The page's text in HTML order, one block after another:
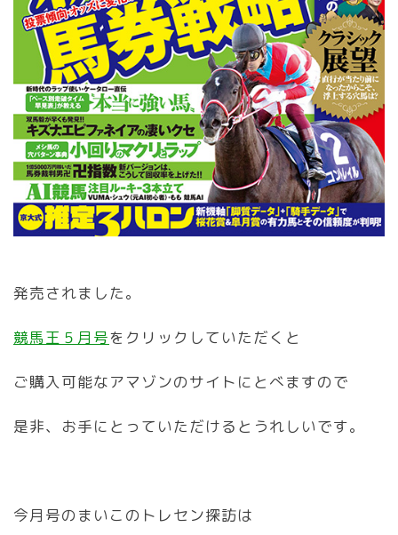
発売されました。
競馬王５月号をクリックしていただくと
ご購入可能なアマゾンのサイトにとべますので
是非、お手にとっていただけるとうれしいです。
今月号のまいこのトレセン探訪は